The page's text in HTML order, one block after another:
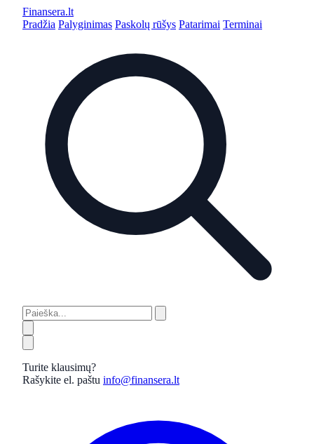
Finansera.lt
Pradžia Palyginimas Paskolų rūšys Patarimai Terminai
Turite klausimų?
Rašykite el. paštu info@finansera.lt